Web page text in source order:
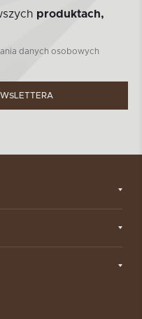
produktach,
danych osobowych